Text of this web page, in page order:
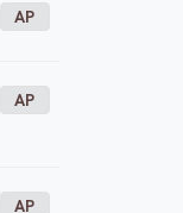
AP
AP
AP